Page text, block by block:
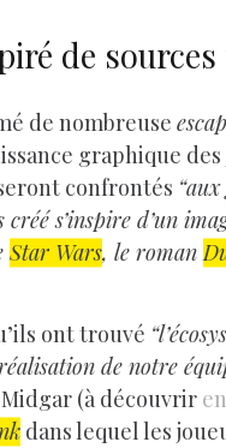
de
de nombreuse
graphique
confrontés
s’inspire d’un
Star Wars, le roman
ont trouvé
de notre
(à découvrir
dans lequel les